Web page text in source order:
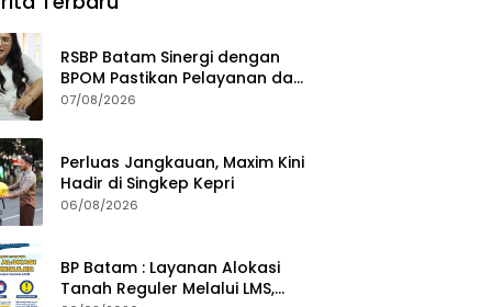
RSBP Batam Sinergi dengan
BPOM Pastikan Pelayanan dan
Ketersediaan Obat Aman
07/08/2026
Perluas Jangkauan, Maxim Kini
Hadir di Singkep Kepri
06/08/2026
BP Batam : Layanan Alokasi
Tanah Reguler Melalui LMS,